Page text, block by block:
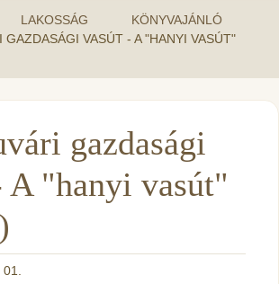
LAKOSSÁG
KÖNYVAJÁNLÓ
GAZDASÁGI VASÚT - A "HANYI VASÚT"
gazdasági
A "hanyi vasút"